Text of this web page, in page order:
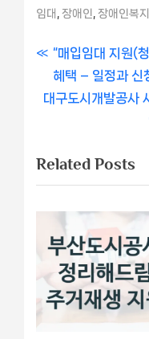
임대 장애인 장애인복
글
내
게
이
P
r
e
o
u
s
o
s
t
“매입임대 지원(
혜택 – 일정과 신
N
t
P
o
t
:
대구도시개발공사
Related Posts